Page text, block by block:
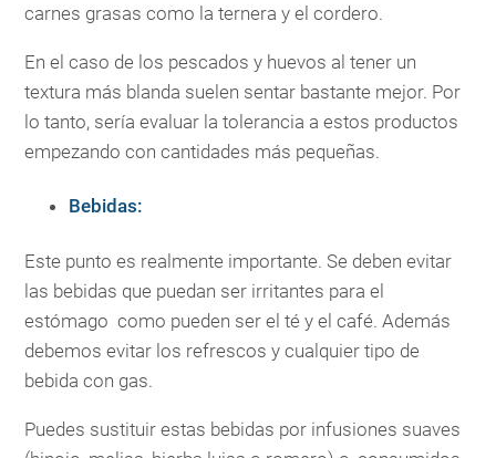
carnes grasas como la ternera y el cordero.
En el caso de los pescados y huevos al tener un
textura más blanda suelen sentar bastante mejor. Por
lo tanto, sería evaluar la tolerancia a estos productos
empezando con cantidades más pequeñas.
Bebidas:
Este punto es realmente importante. Se deben evitar
las bebidas que puedan ser irritantes para el
estómago como pueden ser el té y el café. Además
debemos evitar los refrescos y cualquier tipo de
bebida con gas.
Puedes sustituir estas bebidas por infusiones suaves